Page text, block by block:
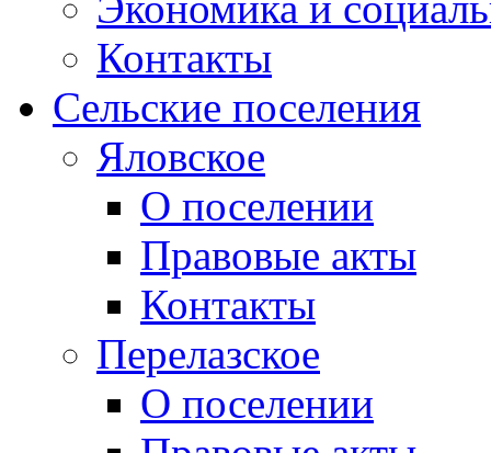
Контакты
Сельские поселения
Яловское
О поселении
Правовые акты
Контакты
Перелазское
О поселении